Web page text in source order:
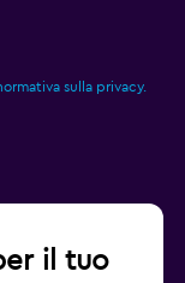
sulla privacy.
il tuo